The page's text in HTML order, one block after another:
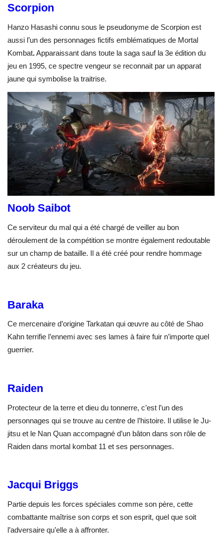
Scorpion
Hanzo Hasashi connu sous le pseudonyme de Scorpion est
aussi l’un des personnages fictifs emblématiques de Mortal
Kombat.Apparaissant dans toute la saga sauf la 3e édition du
jeu en 1995, ce spectre vengeur se reconnait par un apparat
jaune qui symbolise la traitrise.
Noob Saibot
Ce serviteur du mal qui a été chargé de veiller au bon
déroulement de la compétition se montre également redoutable
sur un champ de bataille. Il a été créé pour rendre hommage
aux 2 créateurs du jeu.
Baraka
Ce mercenaire d’origine Tarkatan qui œuvre au côté de Shao
Kahn terrifie l’ennemi avec ses lames à faire fuir n’importe quel
guerrier.
Raiden
Protecteur de la terre et dieu du tonnerre, c’est l’un des
personnages qui se trouve au centre de l’histoire. Il utilise le Ju-
jitsu et le Nan Quan accompagné d’un bâton dans son rôle de
Raiden dans mortal kombat 11 et ses personnages.
Jacqui Briggs
Partie depuis les forces spéciales comme son père, cette
combattante maîtrise son corps et son esprit, quel que soit
l’adversaire qu’elle a à affronter.